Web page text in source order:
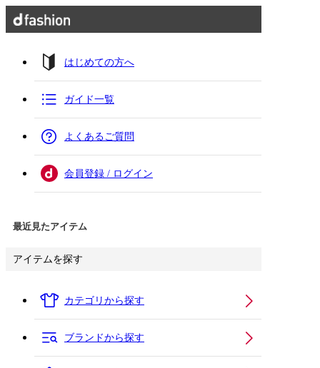
はじめての方へ
ガイド一覧
よくあるご質問
会員登録 / ログイン
最近見たアイテム
アイテムを探す
カテゴリから探す
ブランドから探す